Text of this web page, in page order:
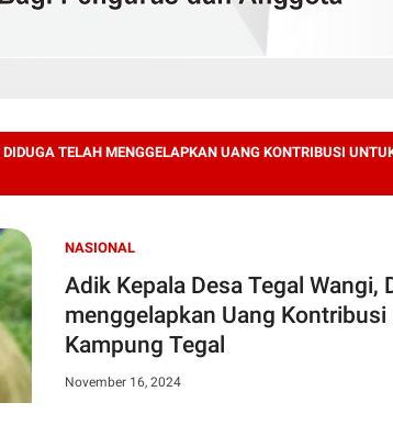
DIDUGA TELAH MENGGELAPKAN UANG KONTRIBUSI
NASIONAL
Adik Kepala Desa Tegal Wangi,
menggelapkan Uang Kontribusi
Kampung Tegal
November 16, 2024